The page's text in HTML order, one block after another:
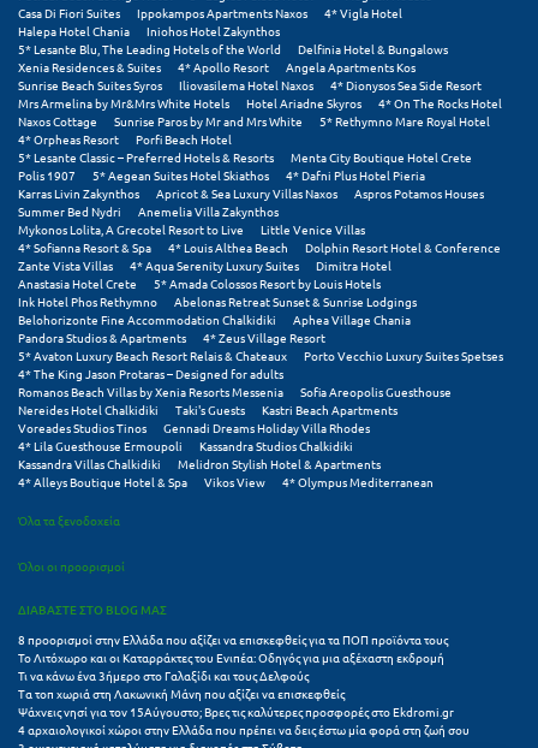
Ρίο
Ρόδος
Σ
Σαλαμίνα
Σαμοθράκη
Σάμος
Σαντορίνη
Σέριφος
Σέρρες
Σιθωνία
Σίκινος
Σκιάθος
Σκόπελος
Σκύρος
Casa Di Fiori Suites
Ippokampos Apartments Naxos
4* Vigla Hotel
Halepa Hotel Chania
Iniohos Hotel Zakynthos
5* Lesante Blu, The Leading Hotels of the World
Delfinia Hotel & Bungalows
Xenia Residences & Suites
4* Apollo Resort
Angela Apartments Kos
Sunrise Beach Suites Syros
Iliovasilema Hotel Naxos
4* Dionysos Sea Side Resort
Mrs Armelina by Mr&Mrs White Hotels
Hotel Ariadne Skyros
4* On The Rocks Hotel
Naxos Cottage
Sunrise Paros by Mr and Mrs White
5* Rethymno Mare Royal Hotel
4* Orpheas Resort
Porfi Beach Hotel
5* Lesante Classic – Preferred Hotels & Resorts
Menta City Boutique Hotel Crete
Polis 1907
5* Aegean Suites Hotel Skiathos
4* Dafni Plus Hotel Pieria
Karras Livin Zakynthos
Apricot & Sea Luxury Villas Naxos
Aspros Potamos Houses
Summer Bed Nydri
Anemelia Villa Zakynthos
Mykonos Lolita, A Grecotel Resort to Live
Little Venice Villas
4* Sofianna Resort & Spa
4* Louis Althea Beach
Dolphin Resort Hotel & Conference
Zante Vista Villas
4* Aqua Serenity Luxury Suites
Dimitra Hotel
Anastasia Hotel Crete
5* Amada Colossos Resort by Louis Hotels
Ink Hotel Phos Rethymno
Abelonas Retreat Sunset & Sunrise Lodgings
Belohorizonte Fine Accommodation Chalkidiki
Aphea Village Chania
Pandora Studios & Apartments
4* Zeus Village Resort
5* Avaton Luxury Beach Resort Relais & Chateaux
Porto Vecchio Luxury Suites Spetses
4* The King Jason Protaras – Designed for adults
Romanos Beach Villas by Xenia Resorts Messenia
Sofia Areopolis Guesthouse
Nereides Hotel Chalkidiki
Taki's Guests
Kastri Beach Apartments
Voreades Studios Tinos
Gennadi Dreams Holiday Villa Rhodes
4* Lila Guesthouse Ermoupoli
Kassandra Studios Chalkidiki
Kassandra Villas Chalkidiki
Melidron Stylish Hotel & Apartments
4* Alleys Boutique Hotel & Spa
Vikos View 4* Olympus Mediterranean
Όλα τα ξενοδοχεία
Όλοι οι προορισμοί
ΔΙΑΒΑΣΤΕ ΣΤΟ BLOG ΜΑΣ
8 προορισμοί στην Ελλάδα που αξίζει να επισκεφθείς για τα ΠΟΠ προϊόντα τους
Το Λιτόχωρο και οι Καταρράκτες του Ενιπέα: Οδηγός για μια αξέχαστη εκδρομή
Τι να κάνω ένα 3ήμερο στο Γαλαξίδι και τους Δελφούς
Τα τοπ χωριά στη Λακωνική Μάνη που αξίζει να επισκεφθείς
Ψάχνεις νησί για τον 15Αύγουστο; Βρες τις καλύτερες προσφορές στο Ekdromi.gr
4 αρχαιολογικοί χώροι στην Ελλάδα που πρέπει να δεις έστω μία φορά στη ζωή σου